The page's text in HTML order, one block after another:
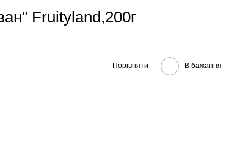
Fruityland,200г
Порівняти В бажання